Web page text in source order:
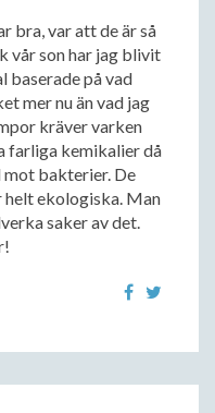
bra, var att de är så
vår son har jag blivit
baserade på vad
mer nu än vad jag
kräver varken
farliga kemikalier då
bakterier. De
helt ekologiska. Man
saker av det.